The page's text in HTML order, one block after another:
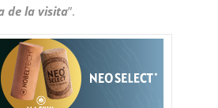
de la visita”.